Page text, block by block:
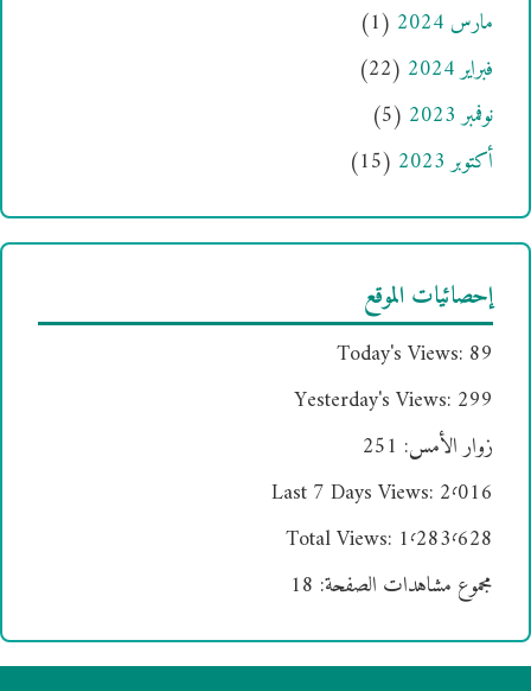
مارس 2024
(1)
فبراير 2024
(22)
نوفمبر 2023
(5)
أكتوبر 2023
(15)
إحصائيات الموقع
Today's Views: 89
Yesterday's Views: 299
زوار الأمس: 251
Last 7 Days Views: 2٬016
Total Views: 1٬283٬628
مجموع مشاهدات الصفحة: 18